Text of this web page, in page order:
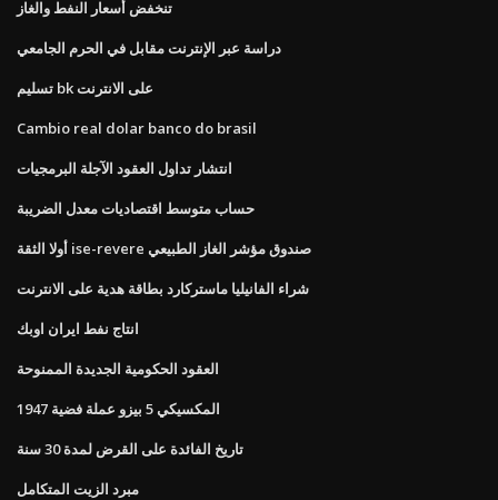
تنخفض أسعار النفط والغاز
دراسة عبر الإنترنت مقابل في الحرم الجامعي
تسليم bk على الانترنت
Cambio real dolar banco do brasil
انتشار تداول العقود الآجلة البرمجيات
حساب متوسط ​​اقتصاديات معدل الضريبة
أولا الثقة ise-revere صندوق مؤشر الغاز الطبيعي
شراء الفانيليا ماستركارد بطاقة هدية على الانترنت
انتاج نفط ايران اوبك
العقود الحكومية الجديدة الممنوحة
المكسيكي 5 بيزو عملة فضية 1947
تاريخ الفائدة على القرض لمدة 30 سنة
مبرد الزيت المتكامل